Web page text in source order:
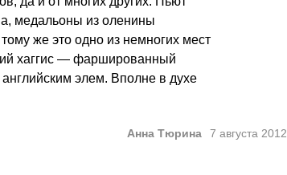
медальоны из оленины
же это одно из немногих мест
хаггис — фаршированный
элем. Вполне в духе
Анна Тюрина 7 августа 2012